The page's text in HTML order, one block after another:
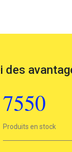
des
7550
7550
Produits en stock